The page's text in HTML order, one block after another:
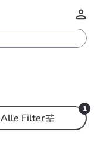
1
Alle Filter